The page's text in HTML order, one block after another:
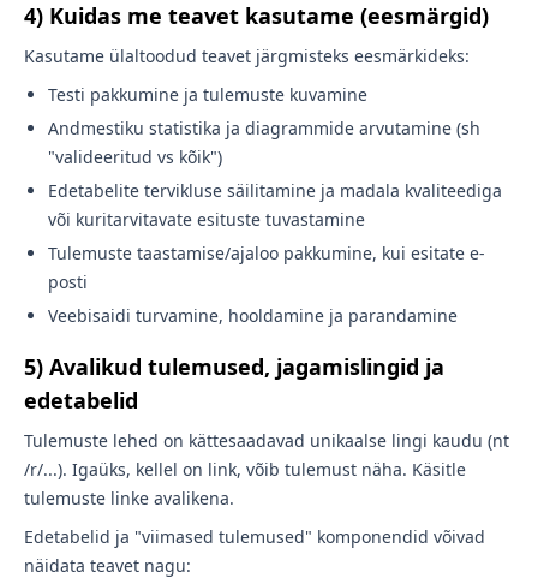
4) Kuidas me teavet kasutame (eesmärgid)
Kasutame ülaltoodud teavet järgmisteks eesmärkideks:
Testi pakkumine ja tulemuste kuvamine
Andmestiku statistika ja diagrammide arvutamine (sh
"valideeritud vs kõik")
Edetabelite tervikluse säilitamine ja madala kvaliteediga
või kuritarvitavate esituste tuvastamine
Tulemuste taastamise/ajaloo pakkumine, kui esitate e-
posti
Veebisaidi turvamine, hooldamine ja parandamine
5) Avalikud tulemused, jagamislingid ja
edetabelid
Tulemuste lehed on kättesaadavad unikaalse lingi kaudu (nt
/r/...). Igaüks, kellel on link, võib tulemust näha. Käsitle
tulemuste linke avalikena.
Edetabelid ja "viimased tulemused" komponendid võivad
näidata teavet nagu: